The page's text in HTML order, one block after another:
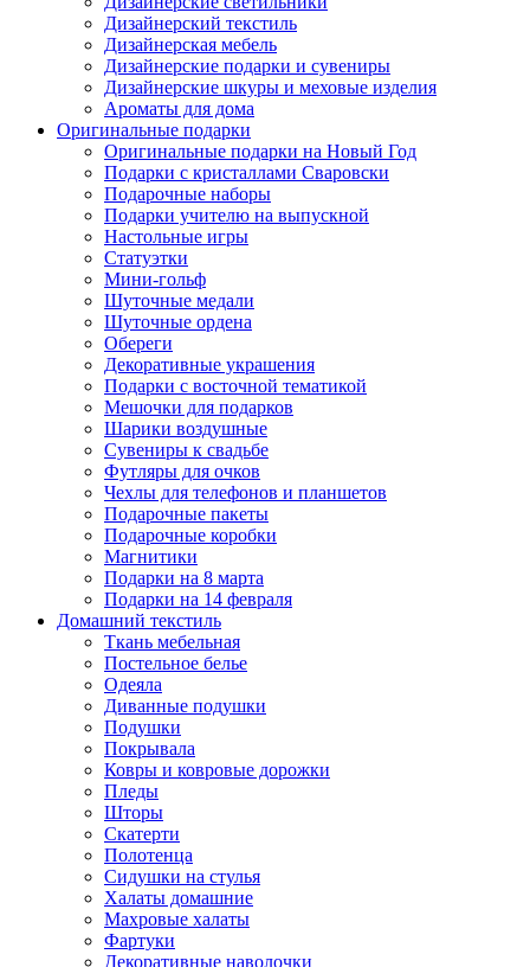
Дизайнерский текстиль
Дизайнерская мебель
Дизайнерские подарки и сувениры
Дизайнерские шкуры и меховые изделия
Ароматы для дома
Оригинальные подарки
Оригинальные подарки на Новый Год
Подарки с кристаллами Сваровски
Подарочные наборы
Подарки учителю на выпускной
Настольные игры
Статуэтки
Мини-гольф
Шуточные медали
Шуточные ордена
Обереги
Декоративные украшения
Подарки с восточной тематикой
Мешочки для подарков
Шарики воздушные
Сувениры к свадьбе
Футляры для очков
Чехлы для телефонов и планшетов
Подарочные пакеты
Подарочные коробки
Магнитики
Подарки на 8 марта
Подарки на 14 февраля
Домашний текстиль
Ткань мебельная
Постельное белье
Одеяла
Диванные подушки
Подушки
Покрывала
Ковры и ковровые дорожки
Пледы
Шторы
Скатерти
Полотенца
Сидушки на стулья
Халаты домашние
Махровые халаты
Фартуки
Декоративные наволочки